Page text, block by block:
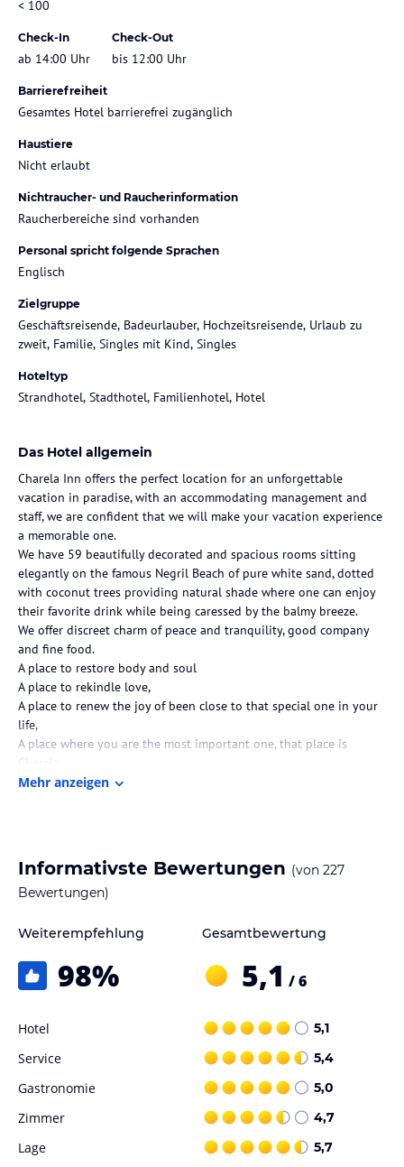
< 100
Check-In
ab 14:00 Uhr
Check-Out
bis 12:00 Uhr
Barrierefreiheit
Gesamtes Hotel barrierefrei zugänglich
Haustiere
Nicht erlaubt
Nichtraucher- und Raucherinformation
Raucherbereiche sind vorhanden
Personal spricht folgende Sprachen
Englisch
Zielgruppe
Geschäftsreisende, Badeurlauber, Hochzeitsreisende, Urlaub zu
zweit, Familie, Singles mit Kind, Singles
Hoteltyp
Strandhotel, Stadthotel, Familienhotel, Hotel
Das Hotel allgemein
Charela Inn offers the perfect location for an unforgettable
vacation in paradise, with an accommodating management and
staff, we are confident that we will make your vacation experience
a memorable one.
We have 59 beautifully decorated and spacious rooms sitting
elegantly on the famous Negril Beach of pure white sand, dotted
with coconut trees providing natural shade where one can enjoy
their favorite drink while being caressed by the balmy breeze.
We offer discreet charm of peace and tranquility, good company
and fine food.
A place to restore body and soul
A place to rekindle love,
A place to renew the joy of been close to that special one in your
life,
A place where you are the most important one, that place is
Charela.
jeweiligen Veranstalters.
Mehr anzeigen
Informativste Bewertungen (von 227
Bewertungen)
Weiterempfehlung
98%
Gesamtbewertung
5,1 / 6
Hotel 5,1
Service 5,4
Gastronomie 5,0
Zimmer 4,7
Lage 5,7